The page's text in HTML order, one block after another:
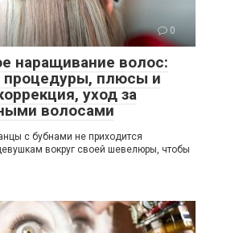
0
наращивание волос:
процедуры, плюсы и
уход за
волосами
с бубнами не приходится
вокруг своей шевелюры, чтобы